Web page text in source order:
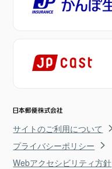
サイトのご利用について
プライバシーポリシー
Webアクセシビリティ方針